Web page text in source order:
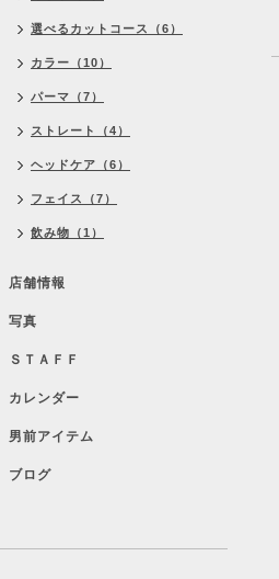
選べるカットコース（6）
カラー（10）
パーマ（7）
ストレート（4）
ヘッドケア（6）
フェイス（7）
飲み物（1）
店舗情報
写真
ＳＴＡＦＦ
カレンダー
男前アイテム
ブログ